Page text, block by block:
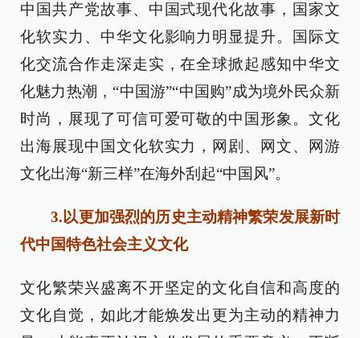
中国共产党故事、中国式现代化故事，国家文
化软实力、中华文化影响力明显提升。国际文
化交流合作走深走实，在全球掀起感知中华文
化魅力热潮，“中国游”“中国购”成为境外民众新
时尚，展现了可信可爱可敬的中国形象。文化
出海展现中国文化软实力，网剧、网文、网游
文化出海“新三样”在海外刮起“中国风”。
3.以更加强烈的历史主动精神繁荣发展新时
代中国特色社会主义文化
文化繁荣兴盛离不开坚定的文化自信和高度的
文化自觉，如此才能焕发出更为主动的精神力